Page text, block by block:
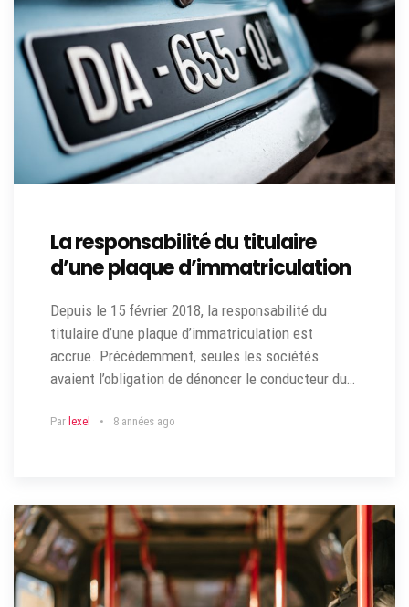
La responsabilité du titulaire
d’une plaque d’immatriculation
Depuis le 15 février 2018, la responsabilité du
titulaire d’une plaque d’immatriculation est
accrue. Précédemment, seules les sociétés
avaient l’obligation de dénoncer le conducteur du…
Par lexel 8 années ago